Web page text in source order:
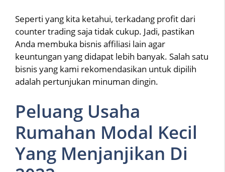
Seperti yang kita ketahui, terkadang profit dari
counter trading saja tidak cukup. Jadi, pastikan
Anda membuka bisnis affiliasi lain agar
keuntungan yang didapat lebih banyak. Salah satu
bisnis yang kami rekomendasikan untuk dipilih
adalah pertunjukan minuman dingin.
Peluang Usaha
Rumahan Modal Kecil
Yang Menjanjikan Di